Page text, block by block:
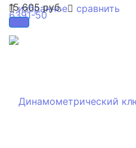
избранное сравнить
15 605 руб.